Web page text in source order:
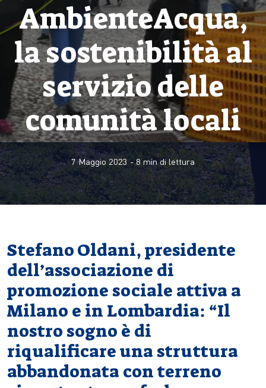
AmbienteAcqua,
la sostenibilità al
servizio delle
comunità locali
7 Maggio 2023 -8min di lettura
Stefano Oldani, presidente
dell’associazione di
promozione sociale attiva a
Milano e in Lombardia: “Il
nostro sogno è di
riqualificare una struttura
abbandonata con terreno